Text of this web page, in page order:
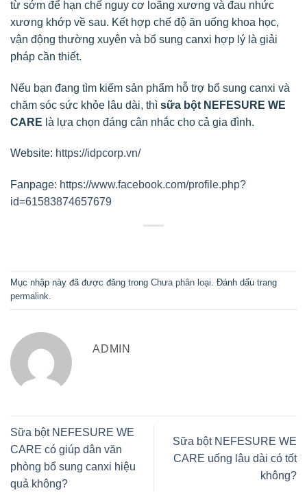
từ sớm để hạn chế nguy cơ loãng xương và đau nhức
xương khớp về sau. Kết hợp chế độ ăn uống khoa học,
vận động thường xuyên và bổ sung canxi hợp lý là giải
pháp cần thiết.
Nếu bạn đang tìm kiếm sản phẩm hỗ trợ bổ sung canxi và
chăm sóc sức khỏe lâu dài, thì sữa bột NEFESURE WE
CARE là lựa chọn đáng cân nhắc cho cả gia đình.
Website: https://idpcorp.vn/
Fanpage: https://www.facebook.com/profile.php?
id=61583874657679
Mục nhập này đã được đăng trong Chưa phân loại. Đánh dấu trang
permalink.
ADMIN
Sữa bột NEFESURE WE
CARE có giúp dân văn
phòng bổ sung canxi hiệu
quả không?
Sữa bột NEFESURE WE
CARE uống lâu dài có tốt
không?